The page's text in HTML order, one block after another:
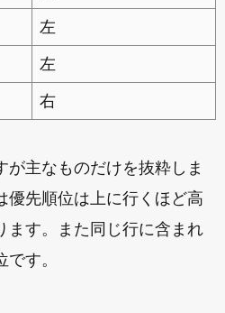
左
左
右
が主なものだけを抜粋しま
優先順位は上に行くほど高
ます。また同じ行に含まれ
す。